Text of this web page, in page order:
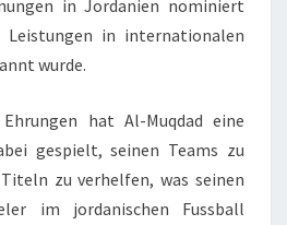
in Jordanien nominiert
Leistungen in internationalen
wurde.
hat Al-Muqdad eine
gespielt, seinen Teams zu
zu verhelfen, was seinen
im jordanischen Fussball